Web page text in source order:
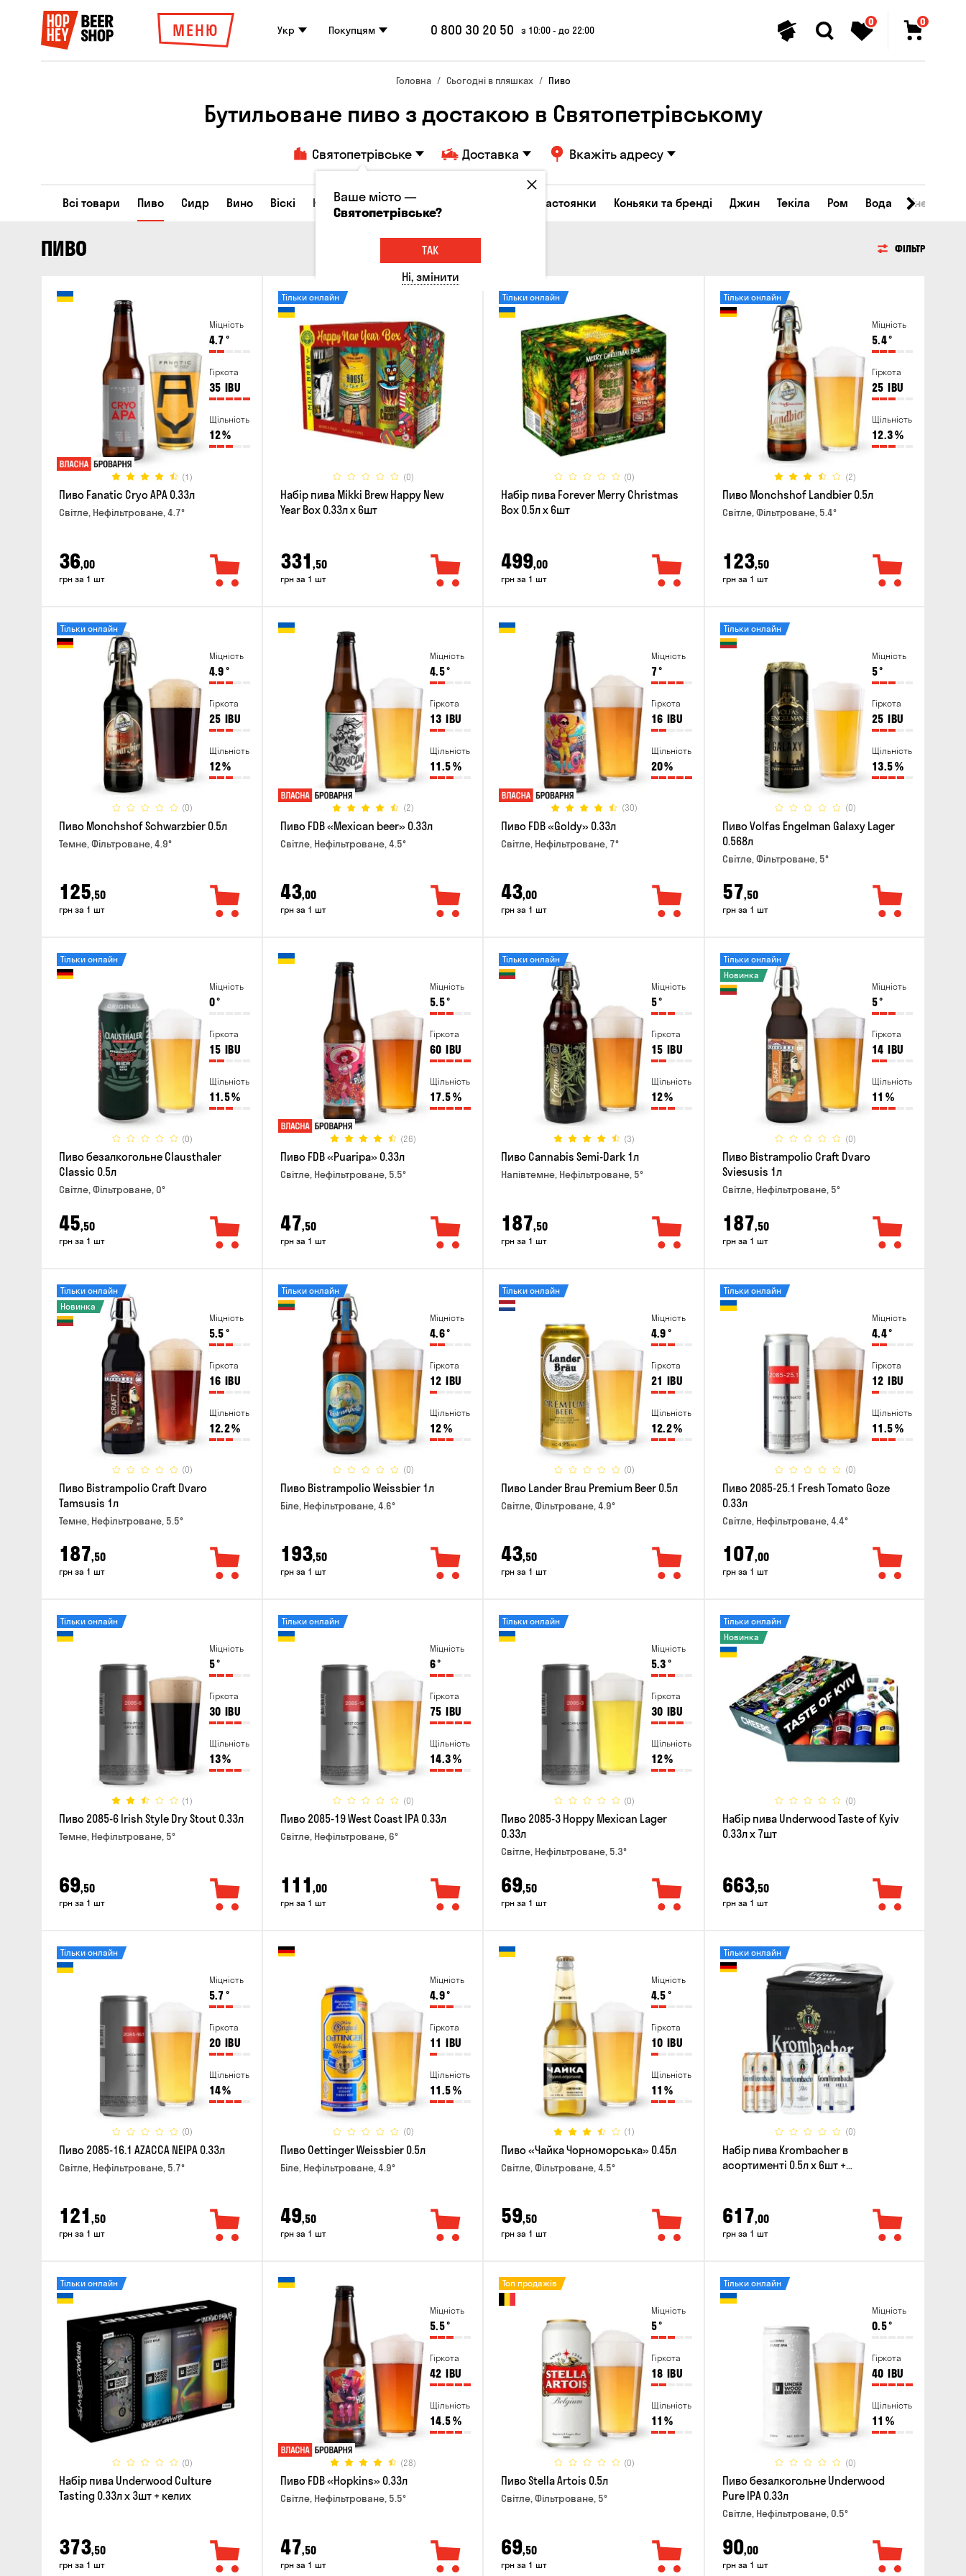
МЕНЮ Укр Покупцям 0 800 30 20 50 з 10:00 - до 22:00
0 0
Головна Сьогодні в пляшках Пиво
Бутильоване пиво з достакою в Святопетрівському
Святопетрівське Доставка Вкажіть адресу
Всі товари Пиво Сидр Вино Віскі Коктейлі Горілка Лікери та настоянки Коньяки та бренді Джин Текіла Ром Вода
ПИВО ФІЛЬТР
Міцність
4.7°
Гіркота
35 IBU
Щільність
12%
(1)
Пиво Fanatic Cryo APA 0.33л
Світле, Нефільтроване, 4.7°
36,00
грн за 1 шт
(0)
Тільки онлайн
Набір пива Mikki Brew Happy New
Year Box 0.33л x 6шт
331 ,50
грн за 1 шт
(0)
Тільки онлайн
Набір пива Forever Merry Christmas
Box 0.5л x 6шт
499,00
грн за 1 шт
Міцність
5.4°
Гіркота
25 IBU
Щільність
12.3%
(2)
Тільки онлайн
Пиво Monchshof Landbier 0.5л
Світле, Фільтроване, 5.4°
123,50
грн за 1 шт
Міцність
4.9°
Гіркота
25 IBU
Щільність
12%
(0)
Тільки онлайн
Пиво Monchshof Schwarzbier 0.5л
Темне, Фільтроване, 4.9°
125,50
грн за 1 шт
Міцність
4.5°
Гіркота
13 IBU
Щільність
11.5%
(2)
Пиво FDB «Mexican beer» 0.33л
Світле, Нефільтроване, 4.5°
43,00
грн за 1 шт
Міцність
7°
Гіркота
16 IBU
Щільність
20%
(30)
Пиво FDB «Goldy» 0.33л
Світле, Нефільтроване, 7°
43,00
грн за 1 шт
Міцність
5°
Гіркота
25 IBU
Щільність
13.5%
(0)
Тільки онлайн
Пиво Volfas Engelman Galaxy Lager
0.568л
Світле, Фільтроване, 5°
57,50
грн за 1 шт
Міцність
0°
Гіркота
15 IBU
Щільність
11.5%
(0)
Тільки онлайн
Пиво безалкогольне Clausthaler
Classic 0.5л
Світле, Фільтроване, 0°
45,50
грн за 1 шт
Міцність
5.5°
Гіркота
60 IBU
Щільність
17.5%
(26)
Пиво FDB «Puaripa» 0.33л
Світле, Нефільтроване, 5.5°
47,50
грн за 1 шт
Міцність
5°
Гіркота
15 IBU
Щільність
12%
(3)
Тільки онлайн
Пиво Cannabis Semi-Dark 1л
Напівтемне, Нефільтроване, 5°
187,50
грн за 1 шт
Міцність
5°
Гіркота
14 IBU
Щільність
11 %
(0)
Тільки онлайн
Новинка
Пиво Bistrampolio Craft Dvaro
Sviesusis 1л
Світле, Нефільтроване, 5°
187,50
грн за 1 шт
Міцність
5.5°
Гіркота
16 IBU
Щільність
12.2%
(0)
Тільки онлайн
Новинка
Пиво Bistrampolio Craft Dvaro
Tamsusis 1л
Темне, Нефільтроване, 5.5°
187,50
грн за 1 шт
Міцність
4.6°
Гіркота
12 IBU
Щільність
12%
(0)
Тільки онлайн
Пиво Bistrampolio Weissbier 1л
Біле, Нефільтроване, 4.6°
193,50
грн за 1 шт
Міцність
4.9°
Гіркота
21 IBU
Щільність
12.2%
(0)
Тільки онлайн
Пиво Lander Brau Premium Beer 0.5л
Світле, Фільтроване, 4.9°
43,50
грн за 1 шт
Міцність
4.4°
Гіркота
12 IBU
Щільність
11.5%
(0)
Тільки онлайн
Пиво 2085-25.1 Fresh Tomato Goze
0.33л
Світле, Нефільтроване, 4.4°
107,00
грн за 1 шт
Міцність
5°
Гіркота
30 IBU
Щільність
13%
(1)
Тільки онлайн
Пиво 2085-6 Irish Style Dry Stout 0.33л
Темне, Нефільтроване, 5°
69,50
грн за 1 шт
Міцність
6°
Гіркота
75 IBU
Щільність
14.3%
(0)
Тільки онлайн
Пиво 2085-19 West Coast IPA 0.33л
Світле, Нефільтроване, 6°
111 ,00
грн за 1 шт
Міцність
5.3°
Гіркота
30 IBU
Щільність
12%
(0)
Тільки онлайн
Пиво 2085-3 Hoppy Mexican Lager
0.33л
Світле, Нефільтроване, 5.3°
69,50
грн за 1 шт
(0)
Тільки онлайн
Новинка
Набір пива Underwood Taste of Kyiv
0.33л x 7шт
663,50
грн за 1 шт
Міцність
5.7°
Гіркота
20 IBU
Щільність
14%
(0)
Тільки онлайн
Пиво 2085-16.1 AZACCA NEIPA 0.33л
Світле, Нефільтроване, 5.7°
121 ,50
грн за 1 шт
Міцність
4.9°
Гіркота
11 IBU
Щільність
11.5%
(0)
Пиво Oettinger Weissbier 0.5л
Біле, Нефільтроване, 4.9°
49,50
грн за 1 шт
Міцність
4.5°
Гіркота
10 IBU
Щільність
11 %
(1)
Пиво «Чайка Чорноморська» 0.45л
Світле, Фільтроване, 4.5°
59,50
грн за 1 шт
(0)
Тільки онлайн
Набір пива Krombacher в
асортименті 0.5л х 6шт +
617,00
грн за 1 шт
(0)
Тільки онлайн
Набір пива Underwood Culture
Tasting 0.33л x 3шт + келих
373,50
грн за 1 шт
Міцність
5.5°
Гіркота
42 IBU
Щільність
14.5%
(28)
Пиво FDB «Hopkins» 0.33л
Світле, Нефільтроване, 5.5°
47,50
грн за 1 шт
Міцність
5°
Гіркота
18 IBU
Щільність
11 %
(0)
Топ продажів
Пиво Stella Artois 0.5л
Світле, Фільтроване, 5°
69,50
грн за 1 шт
Міцність
0.5°
Гіркота
40 IBU
Щільність
11 %
(0)
Тільки онлайн
Пиво безалкогольне Underwood
Pure IPA 0.33л
Світле, Нефільтроване, 0.5°
90,00
грн за 1 шт
Ваше місто —
Святопетрівське?
ТАК
Ні, змінити